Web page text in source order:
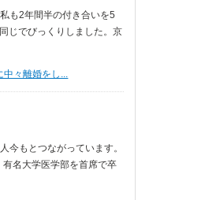
も2年間半の付き合いを5
じでびっくりしました。京
中々離婚をし...
今もとつながっています。
名大学医学部を首席で卒